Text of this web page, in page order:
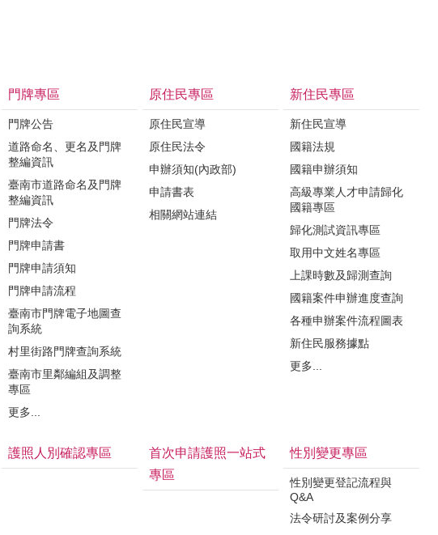
門牌專區
門牌公告
道路命名、更名及門牌
整編資訊
臺南市道路命名及門牌
整編資訊
門牌法令
門牌申請書
門牌申請須知
門牌申請流程
臺南市門牌電子地圖查
詢系統
村里街路門牌查詢系統
臺南市里鄰編組及調整
專區
更多...
原住民專區
原住民宣導
原住民法令
申辦須知(內政部)
申請書表
相關網站連結
新住民專區
新住民宣導
國籍法規
國籍申辦須知
高級專業人才申請歸化
國籍專區
歸化測試資訊專區
取用中文姓名專區
上課時數及歸測查詢
國籍案件申辦進度查詢
各種申辦案件流程圖表
新住民服務據點
更多...
護照人別確認專區
首次申請護照一站式
專區
性別變更專區
性別變更登記流程與
Q&A
法令研討及案例分享